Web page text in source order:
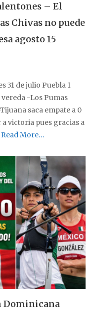
– El
Chivas no puede
agosto 15
31 de julio Puebla 1
vereda -Los Pumas
saca empate a 0
victoria pues gracias a
More…
Dominicana